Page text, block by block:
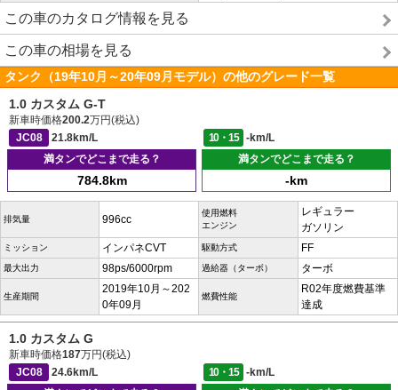
この車のカタログ情報を見る
この車の相場を見る
タンク（19年10月～20年09月モデル）の他のグレード一覧
1.0 カスタム G-T
新車時価格200.2万円(税込)
JC08
21.8km/L 10・15
-km/L
満タンでどこまで走る？
784.8km
満タンでどこまで走る？
-km
排気量 996cc
使用燃料
エンジン
レギュラー
ガソリン
ミッション インパネCVT 駆動方式 FF
最大出力 98ps/6000rpm 過給器（ターボ） ターボ
生産期間
2019年10月～202
0年09月
燃費性能
R02年度燃費基準
達成
1.0 カスタム G
新車時価格187万円(税込)
JC08
24.6km/L 10・15
-km/L